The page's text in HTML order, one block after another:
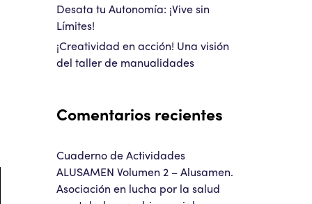
Desata tu Autonomía: ¡Vive sin
Límites!
¡Creatividad en acción! Una visión
del taller de manualidades
Comentarios recientes
Cuaderno de Actividades
ALUSAMEN Volumen 2 – Alusamen.
Asociación en lucha por la salud